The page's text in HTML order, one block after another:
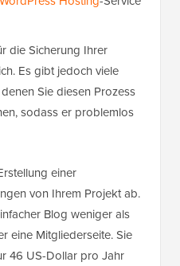
die Sicherung Ihrer
Es gibt jedoch viele
Sie diesen Prozess
sodass er problemlos
einer
von Ihrem Projekt ab.
Blog weniger als
eine Mitgliederseite. Sie
46 US-Dollar pro Jahr